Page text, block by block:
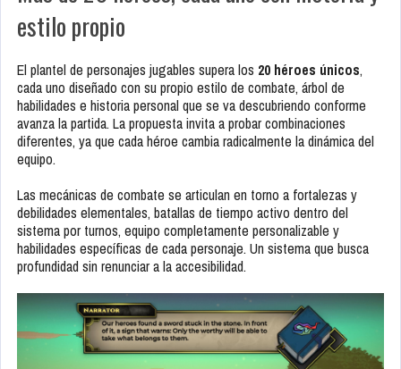
estilo propio
El plantel de personajes jugables supera los 20 héroes únicos,
cada uno diseñado con su propio estilo de combate, árbol de
habilidades e historia personal que se va descubriendo conforme
avanza la partida. La propuesta invita a probar combinaciones
diferentes, ya que cada héroe cambia radicalmente la dinámica del
equipo.
Las mecánicas de combate se articulan en torno a fortalezas y
debilidades elementales, batallas de tiempo activo dentro del
sistema por turnos, equipo completamente personalizable y
habilidades específicas de cada personaje. Un sistema que busca
profundidad sin renunciar a la accesibilidad.